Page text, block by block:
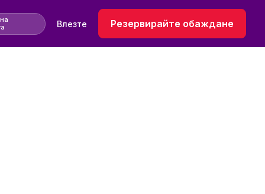
Влезте Резервирайте обаждане